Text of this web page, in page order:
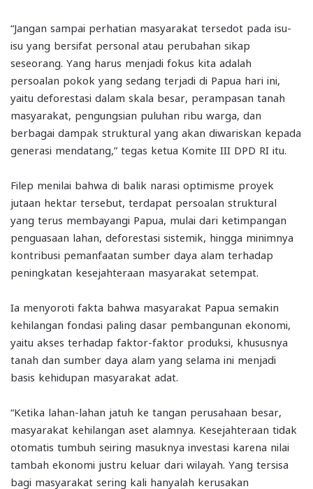
“Jangan sampai perhatian masyarakat tersedot pada isu-
isu yang bersifat personal atau perubahan sikap
seseorang. Yang harus menjadi fokus kita adalah
persoalan pokok yang sedang terjadi di Papua hari ini,
yaitu deforestasi dalam skala besar, perampasan tanah
masyarakat, pengungsian puluhan ribu warga, dan
berbagai dampak struktural yang akan diwariskan kepada
generasi mendatang,” tegas ketua Komite III DPD RI itu.
Filep menilai bahwa di balik narasi optimisme proyek
jutaan hektar tersebut, terdapat persoalan struktural
yang terus membayangi Papua, mulai dari ketimpangan
penguasaan lahan, deforestasi sistemik, hingga minimnya
kontribusi pemanfaatan sumber daya alam terhadap
peningkatan kesejahteraan masyarakat setempat.
Ia menyoroti fakta bahwa masyarakat Papua semakin
kehilangan fondasi paling dasar pembangunan ekonomi,
yaitu akses terhadap faktor-faktor produksi, khususnya
tanah dan sumber daya alam yang selama ini menjadi
basis kehidupan masyarakat adat.
“Ketika lahan-lahan jatuh ke tangan perusahaan besar,
masyarakat kehilangan aset alamnya. Kesejahteraan tidak
otomatis tumbuh seiring masuknya investasi karena nilai
tambah ekonomi justru keluar dari wilayah. Yang tersisa
bagi masyarakat sering kali hanyalah kerusakan